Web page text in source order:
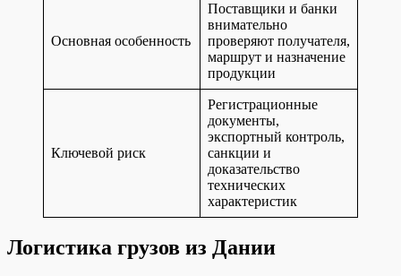
Основная особенность
Поставщики и банки
внимательно
проверяют получателя,
маршрут и назначение
продукции
Ключевой риск
Регистрационные
документы,
экспортный контроль,
санкции и
доказательство
технических
характеристик
Логистика грузов из Дании